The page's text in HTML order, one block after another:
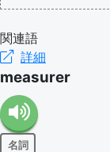
関連語
詳細
measurer
名詞